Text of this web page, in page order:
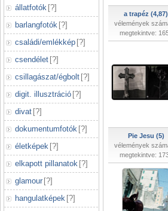
állatfotók [?]
barlangfotók [?]
családi/emlékkép [?]
csendélet [?]
csillagászat/égbolt [?]
digit. illusztráció [?]
divat [?]
dokumentumfotók [?]
életképek [?]
elkapott pillanatok [?]
glamour [?]
hangulatképek [?]
a trapéz (4,87)
vélemények
megtekintve:
Pie Jesu (5)
vélemények
megtekintve: